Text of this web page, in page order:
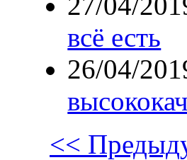
всё есть
26/04/
<<